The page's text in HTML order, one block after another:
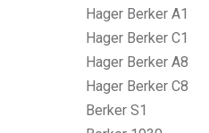
Hager Berker A1
Hager Berker C1
Hager Berker A8
Hager Berker C8
Berker S1